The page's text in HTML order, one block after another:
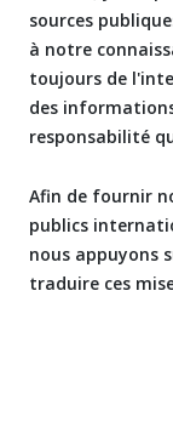
sources
à notre
toujours de
des
responsabilité
Afin de fournir
publics
nous appuyons
traduire ces